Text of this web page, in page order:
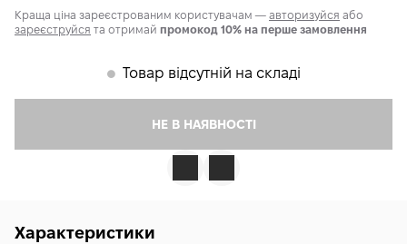
Краща ціна зареєстрованим користувачам — авторизуйся або
зареєструйся та отримай промокод 10% на перше замовлення
𒊹 Товар відсутній на складі
НЕ В НАЯВНОСТІ
Характеристики